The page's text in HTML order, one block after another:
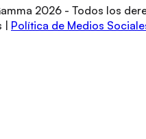
2026 - Todos los
Política de Medios